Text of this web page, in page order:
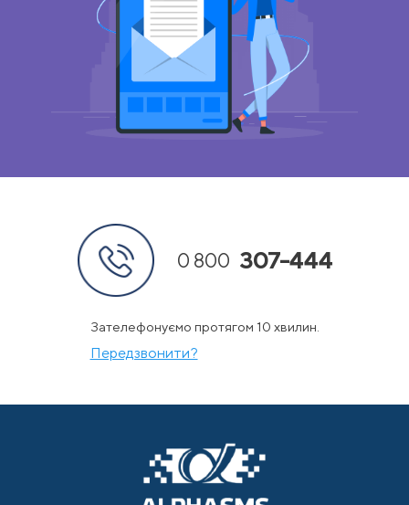
0 800 307-444
Зателефонуємо протягом 10 хвилин.
Передзвонити?